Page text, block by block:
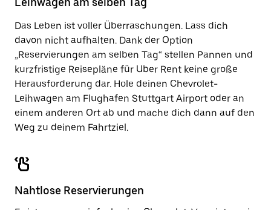
zu
Das Leben ist voller Überraschungen. Lass dich
davon nicht aufhalten. Dank der Option
„Reservierungen am selben Tag“ stellen Pannen und
kurzfristige Reisepläne für Uber Rent keine große
Herausforderung dar. Hole deinen Chevrolet-
Leihwagen am Flughafen Stuttgart Airport oder an
einem anderen Ort ab und mache dich dann auf den
Weg zu deinem Fahrtziel.
Nahtlose Reservierungen